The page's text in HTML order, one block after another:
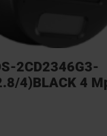
2CD2346G3-
4)BLACK 4